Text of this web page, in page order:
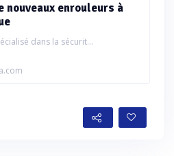
nouveaux enrouleurs à
dans la sécurit...